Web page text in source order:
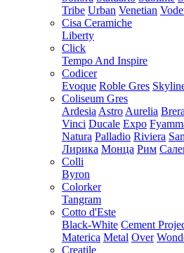
Tribe Urban Venetian
Cisa Ceramiche
Liberty
Click
Tempo And Inspire
Codicer
Evoque Roble Gres
Coliseum Gres
Ardesia Astro Aurelia Brera
Vinci Ducale Expo
Natura Palladio Riviera
Лирика Монца Рим
Colli
Byron
Colorker
Tangram
Cotto d'Este
Black-White Cement
Materica Metal Over
Creatile